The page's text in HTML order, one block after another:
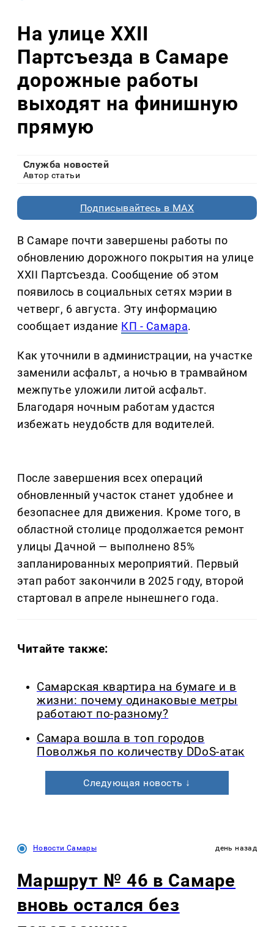
На улице XXII
Партсъезда в Самаре
дорожные работы
выходят на финишную
прямую
Служба новостей
Автор статьи
Подписывайтесь в MAX
В Самаре почти завершены работы по
обновлению дорожного покрытия на улице
XXII Партсъезда. Сообщение об этом
появилось в социальных сетях мэрии в
четверг, 6 августа. Эту информацию
сообщает издание КП - Самара.
Как уточнили в администрации, на участке
заменили асфальт, а ночью в трамвайном
межпутье уложили литой асфальт.
Благодаря ночным работам удастся
избежать неудобств для водителей.
После завершения всех операций
обновленный участок станет удобнее и
безопаснее для движения. Кроме того, в
областной столице продолжается ремонт
улицы Дачной — выполнено 85%
запланированных мероприятий. Первый
этап работ закончили в 2025 году, второй
стартовал в апреле нынешнего года.
Читайте также:
Самарская квартира на бумаге и в
жизни: почему одинаковые метры
работают по-разному?
Самара вошла в топ городов
Поволжья по количеству DDoS-атак
Следующая новость ↓
Новости Самары день назад
Маршрут № 46 в Самаре
вновь остался без